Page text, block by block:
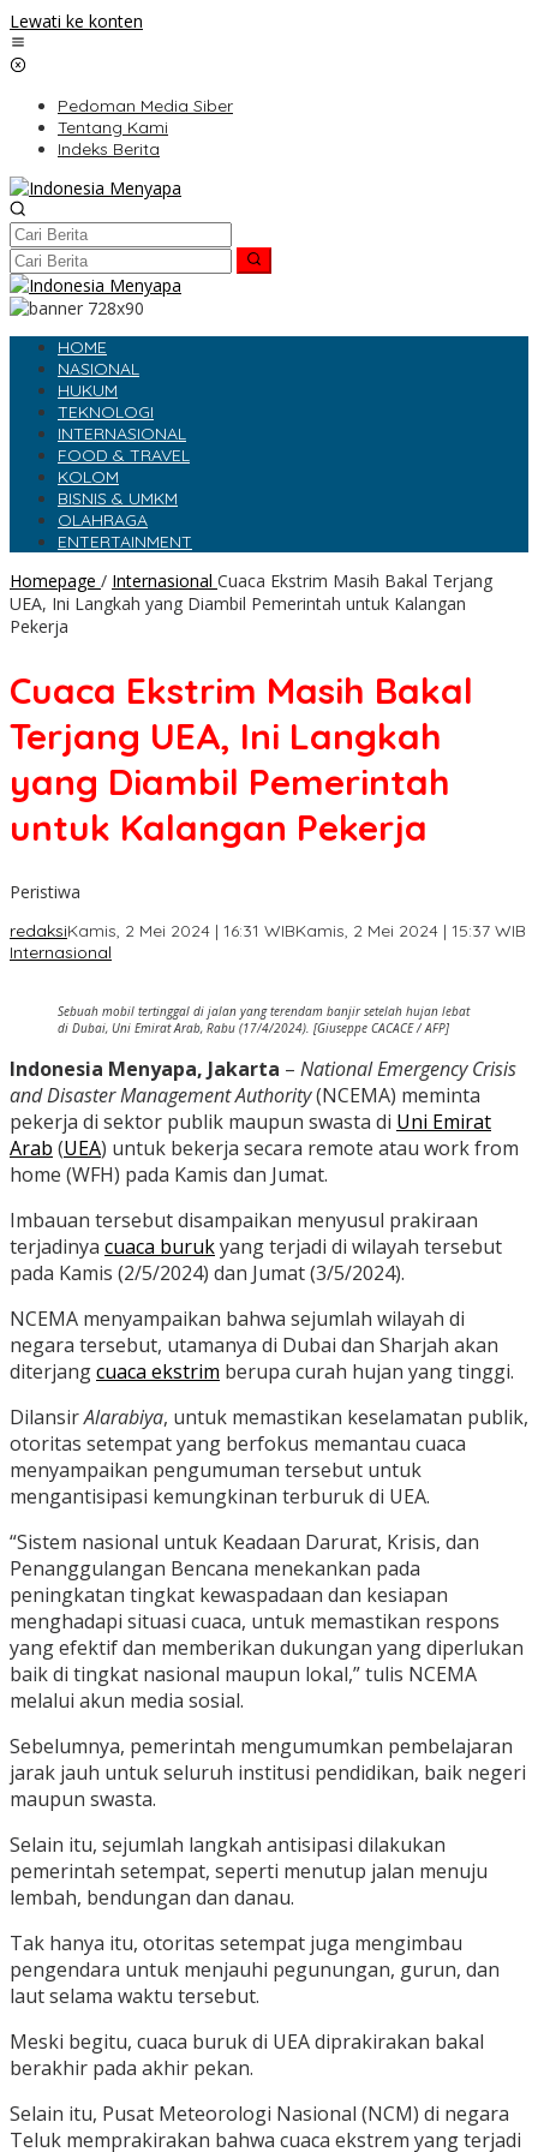
Lewati ke konten
Pedoman Media Siber
Tentang Kami
Indeks Berita
HOME
NASIONAL
HUKUM
TEKNOLOGI
INTERNASIONAL
FOOD & TRAVEL
KOLOM
BISNIS & UMKM
OLAHRAGA
ENTERTAINMENT
Homepage / Internasional Cuaca Ekstrim Masih Bakal Terjang
UEA, Ini Langkah yang Diambil Pemerintah untuk Kalangan
Pekerja
Cuaca Ekstrim Masih Bakal
Terjang UEA, Ini Langkah
yang Diambil Pemerintah
untuk Kalangan Pekerja
Peristiwa
redaksiKamis, 2 Mei 2024 | 16:31 WIBKamis, 2 Mei 2024 | 15:37 WIB
Internasional
Sebuah mobil tertinggal di jalan yang terendam banjir setelah hujan lebat
di Dubai, Uni Emirat Arab, Rabu (17/4/2024). [Giuseppe CACACE / AFP]
Indonesia Menyapa, Jakarta – National Emergency Crisis
and Disaster Management Authority(NCEMA) meminta
pekerja di sektor publik maupun swasta di Uni Emirat
Arab (UEA) untuk bekerja secara remote atau work from
home (WFH) pada Kamis dan Jumat.
Imbauan tersebut disampaikan menyusul prakiraan
terjadinya cuaca burukyang terjadi di wilayah tersebut
pada Kamis (2/5/2024) dan Jumat (3/5/2024).
NCEMA menyampaikan bahwa sejumlah wilayah di
negara tersebut, utamanya di Dubai dan Sharjah akan
diterjangcuaca ekstrim berupa curah hujan yang tinggi.
DilansirAlarabiya, untuk memastikan keselamatan publik,
otoritas setempat yang berfokus memantau cuaca
menyampaikan pengumuman tersebut untuk
mengantisipasi kemungkinan terburuk di UEA.
“Sistem nasional untuk Keadaan Darurat, Krisis, dan
Penanggulangan Bencana menekankan pada
peningkatan tingkat kewaspadaan dan kesiapan
menghadapi situasi cuaca, untuk memastikan respons
yang efektif dan memberikan dukungan yang diperlukan
baik di tingkat nasional maupun lokal,” tulis NCEMA
melalui akun media sosial.
Sebelumnya, pemerintah mengumumkan pembelajaran
jarak jauh untuk seluruh institusi pendidikan, baik negeri
maupun swasta.
Selain itu, sejumlah langkah antisipasi dilakukan
pemerintah setempat, seperti menutup jalan menuju
lembah, bendungan dan danau.
Tak hanya itu, otoritas setempat juga mengimbau
pengendara untuk menjauhi pegunungan, gurun, dan
laut selama waktu tersebut.
Meski begitu, cuaca buruk di UEA diprakirakan bakal
berakhir pada akhir pekan.
Selain itu, Pusat Meteorologi Nasional (NCM) di negara
Teluk memprakirakan bahwa cuaca ekstrem yang terjadi